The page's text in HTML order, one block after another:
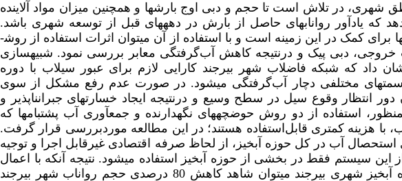
شهری، در تلاش است تا حجم و دبی اوج بارش­ها و همچنین میزان مواد آلاینده
که یادآور رواناب­های حاصل از بارش در دهه­های قبل از توسعه شهری باشد.
برای کمک در این زمینه است و با استفاده از آن می­توان اثرات استفاده از روش­
خروجی، دبی پیک و درنتیجه کاهش آب‌گرفتگی معابر بررسی نمود. شبیه­سازی
داد که شبکه فاضلاب شهر بیرجند کارایی لازم برای عبور سیلاب با دوره
قسمت­های مختلفی دچار آب‌گرفتگی می­شود. در صورت عدم رفع مشکل از سوی
دور انتظار وقوع سیل در سطح وسیع و درنتیجه ایجاد خسارت­های جبران­ناپذیر و
استفاده از دو روش حوضچه­های نگهدارنده و جمع­آوری آب پشت­بام­ها که
هزینه کمتری قابل‌استفاده هستند؛ در این مطالعه موردبررسی قرار گرفت.
استحصال آب در کل حوزه آبخیز، از لحاظ صرفه اقتصادی غیرقابل اجرا و توجیه
این سیستم فقط در بخشی از حوزه آبخیز استفاده می­شود. نتیجه آن­که با اعمال
روش­های استحصال آب باران در حوزه آبخیز شهری بیرجند می­توان شاهد کاهش 80 درصدی حجم رواناب شهر بیرجند